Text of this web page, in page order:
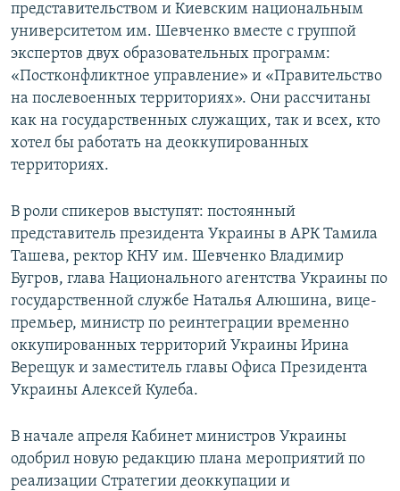
представительством и Киевским национальным
университетом им. Шевченко вместе с группой
экспертов двух образовательных программ:
«Постконфликтное управление» и «Правительство
на послевоенных территориях». Они рассчитаны
как на государственных служащих, так и всех, кто
хотел бы работать на деоккупированных
территориях.
В роли спикеров выступят: постоянный
представитель президента Украины в АРК Тамила
Ташева, ректор КНУ им. Шевченко Владимир
Бугров, глава Национального агентства Украины по
государственной службе Наталья Алюшина, вице-
премьер, министр по реинтеграции временно
оккупированных территорий Украины Ирина
Верещук и заместитель главы Офиса Президента
Украины Алексей Кулеба.
В начале апреля Кабинет министров Украины
одобрил новую редакцию плана мероприятий по
реализации Стратегии деоккупации и